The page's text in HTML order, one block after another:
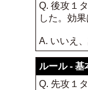
Q. 後攻１
した。効
A. いいえ
ルール - 基
Q. 先攻１